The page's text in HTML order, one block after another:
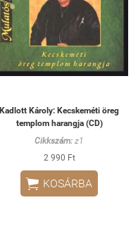
Kadlott Károly: Kecskeméti öreg
templom harangja (CD)
Cikkszám: z1
2 990 Ft
 KOSÁRBA